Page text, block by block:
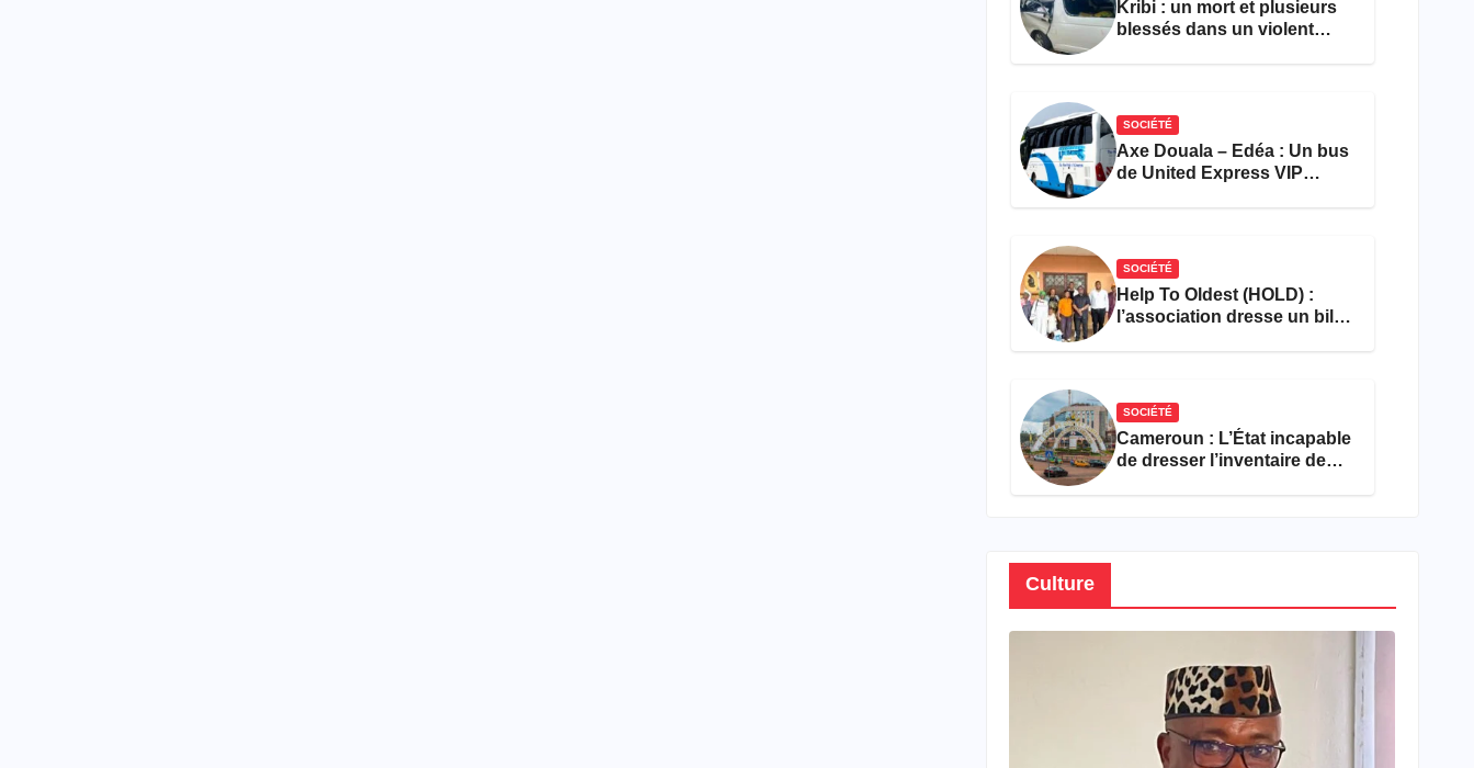
Kribi : un mort et plusieurs
blessés dans un violent
SOCIÉTÉ
Axe Douala – Edéa : Un bus
de United Express VIP
SOCIÉTÉ
Help To Oldest (HOLD) :
l’association dresse un bilan
SOCIÉTÉ
Cameroun : L’État incapable
de dresser l’inventaire de
Culture